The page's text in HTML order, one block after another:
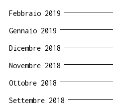
Febbraio 2019
Gennaio 2019
Dicembre 2018
Novembre 2018
Ottobre 2018
Settembre 2018